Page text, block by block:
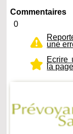
Commentaires
0
une
Ecrire
la page